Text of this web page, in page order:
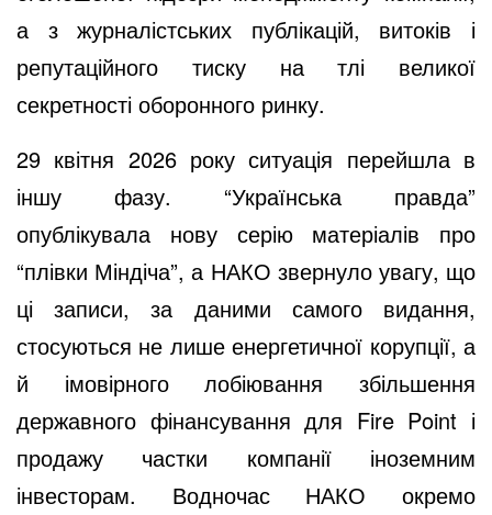
а з журналістських публікацій, витоків і
репутаційного тиску на тлі великої
секретності оборонного ринку.
29 квітня 2026 року ситуація перейшла в
іншу фазу. “Українська правда”
опублікувала нову серію матеріалів про
“плівки Міндіча”, а НАКО звернуло увагу, що
ці записи, за даними самого видання,
стосуються не лише енергетичної корупції, а
й імовірного лобіювання збільшення
державного фінансування для Fire Point і
продажу частки компанії іноземним
інвесторам. Водночас НАКО окремо